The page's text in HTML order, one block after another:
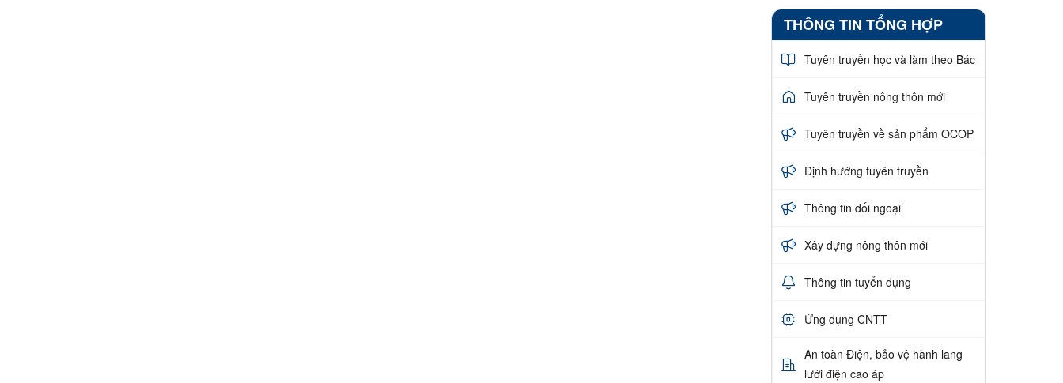
THÔNG TIN TỔNG HỢP
Tuyên truyền học và làm theo Bác
Tuyên truyền nông thôn mới
Tuyên truyền về sản phẩm OCOP
Định hướng tuyên truyền
Thông tin đối ngoại
Xây dựng nông thôn mới
Thông tin tuyển dụng
Ứng dụng CNTT
An toàn Điện, bảo vệ hành lang
lưới điện cao áp